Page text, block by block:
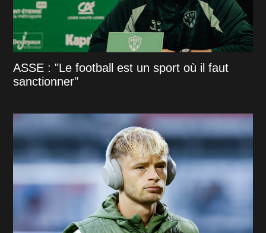
ASSE : "Le football est un sport où il faut
sanctionner"